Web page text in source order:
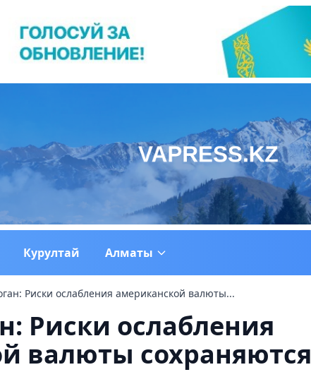
Курултай Алматы
Риски ослабления американской валюты...
Риски ослабления
валюты сохраняются